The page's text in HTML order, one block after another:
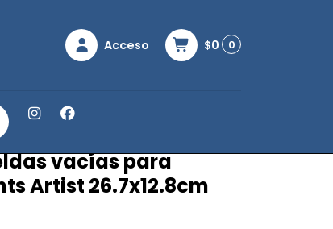
Acceso $0 0
White Nights Artist 26.7x12.8cm
vacías para
Artist 26.7x12.8cm